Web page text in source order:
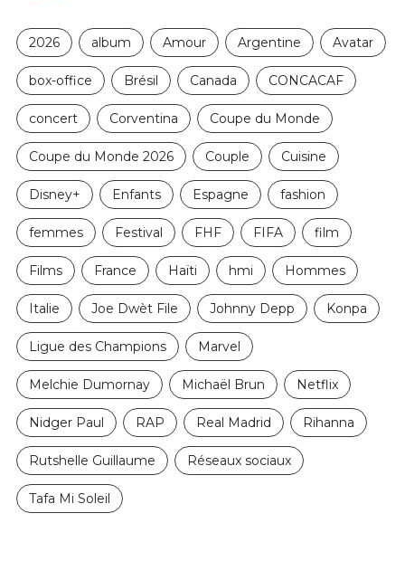
2026 album Amour Argentine Avatar
box-office Brésil Canada CONCACAF
concert Corventina Coupe du Monde
Coupe du Monde 2026 Couple Cuisine
Disney+ Enfants Espagne fashion
femmes Festival FHF FIFA film
Films France Haïti hmi Hommes
Italie Joe Dwèt File Johnny Depp Konpa
Ligue des Champions Marvel
Melchie Dumornay Michaël Brun Netflix
Nidger Paul RAP Real Madrid Rihanna
Rutshelle Guillaume Réseaux sociaux
Tafa Mi Soleil